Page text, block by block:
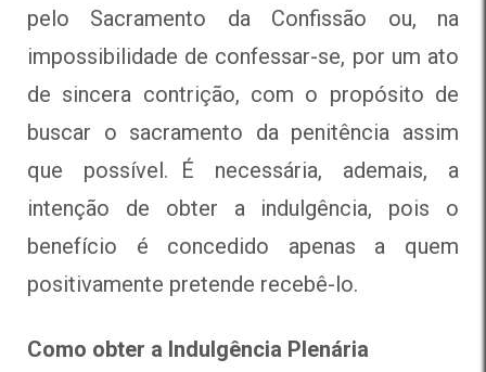
pelo Sacramento da Confissão ou, na
impossibilidade de confessar-se, por um ato
de sincera contrição, com o propósito de
buscar o sacramento da penitência assim
que possível. É necessária, ademais, a
intenção de obter a indulgência, pois o
benefício é concedido apenas a quem
positivamente pretende recebê-lo.
Como obter a Indulgência Plenária